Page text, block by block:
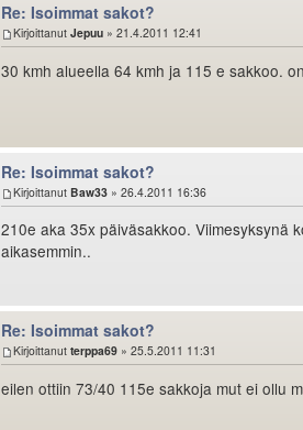
Re: Isoimmat sakot?
Kirjoittanut Jepuu» 21.4.2011 12:41
30 kmh alueella 64 kmh ja 115 e sakkoo.
Re: Isoimmat sakot?
Kirjoittanut Baw33» 26.4.2011 16:36
210e aka 35x päiväsakkoo. Viimesyksynä
aikasemmin..
Re: Isoimmat sakot?
Kirjoittanut terppa69» 25.5.2011 11:31
eilen ottiin 73/40 115e sakkoja mut ei ollu